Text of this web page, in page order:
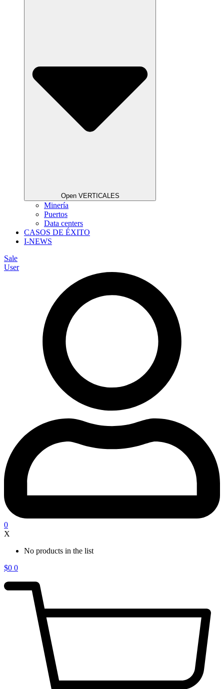
Open VERTICALES
Minería
Puertos
Data centers
CASOS DE ÉXITO
I-NEWS
Sale
User
0
X
No products in the list
$0 0